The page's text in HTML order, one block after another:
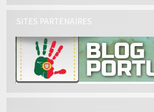
SITES PARTENAIRES